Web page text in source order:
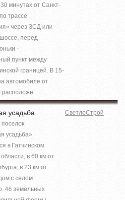
минутах от Санкт-
трассе
через ЗСД или
перед
-
пункт между
границей. В 15-
автомобиле от
усадьба
усадьба»
в Гатчинском
в 60 км от
в 23 км от
с селом
46 земельных
СветлоСтрой